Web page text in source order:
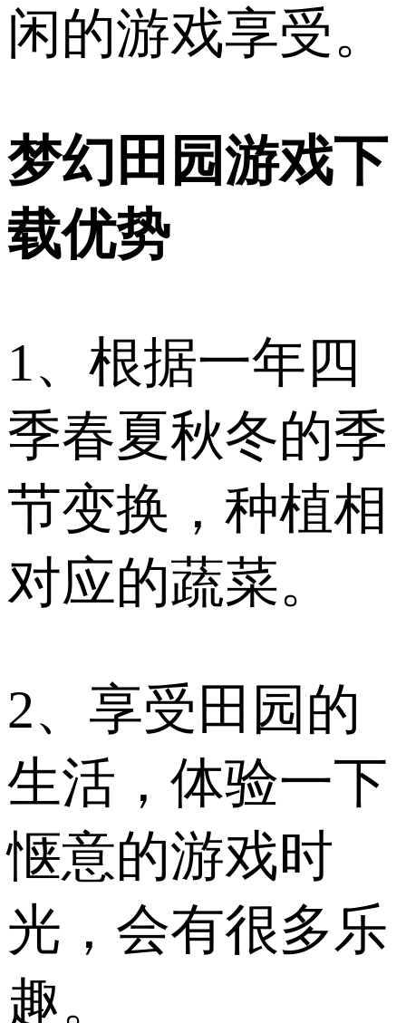
闲的游戏享受。
梦幻田园游戏下
载优势
1、根据一年四
季春夏秋冬的季
节变换，种植相
对应的蔬菜。
2、享受田园的
生活，体验一下
惬意的游戏时
光，会有很多乐
趣。